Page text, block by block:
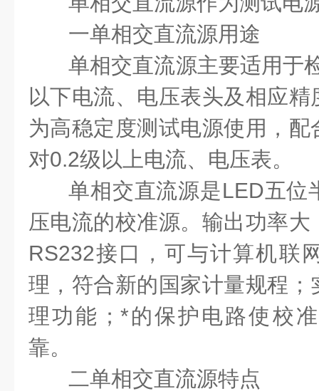
一单相交直流源用途
单相交直流源主要适用于
以下电流、电压表头及相应
为高稳定度测试电源使用，
对0.2级以上电流、电压表。
单相交直流源是LED五位
压电流的校准源。输出功率
RS232接口，可与计算机联
理，符合新的国家计量规程
理功能；*的保护电路使校
靠。
二单相交直流源特点